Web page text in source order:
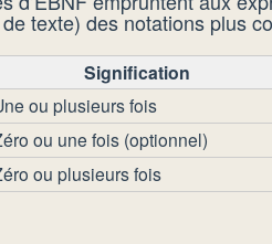
texte) des notations plus
Signification
ou plusieurs fois
ou une fois (optionnel)
ou plusieurs fois